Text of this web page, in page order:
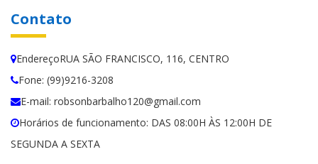
Contato
EndereçoRUA SÃO FRANCISCO, 116, CENTRO
Fone: (99)9216-3208
E-mail: robsonbarbalho120@gmail.com
Horários de funcionamento: DAS 08:00H ÀS 12:00H DE
SEGUNDA A SEXTA